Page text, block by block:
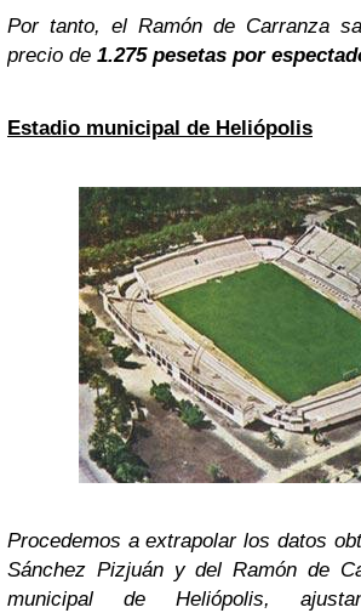
Por tanto, el Ramón de Carranza
precio de 1.275 pesetas por
Estadio municipal de Heliópolis
Procedemos a extrapolar los datos
Sánchez Pizjuán y del Ramón de
municipal de Heliópolis,